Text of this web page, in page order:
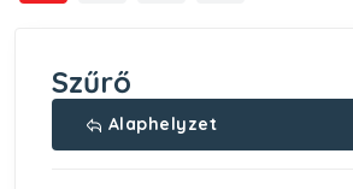
Szűrő
Alaphelyzet